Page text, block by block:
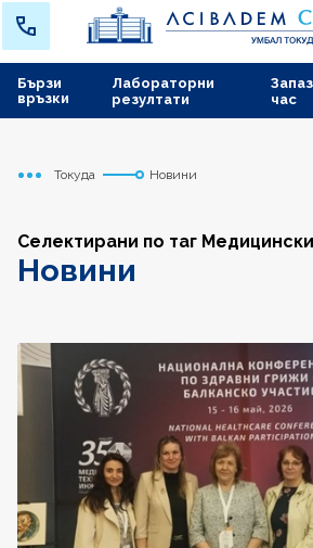
Лабораторни
резултати
час
Бързи
връзки
Начало
Токуда Новини
Селектирани по таг
Новини